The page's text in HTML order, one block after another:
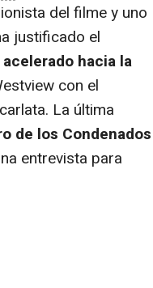
del filme y uno
justificado el
hacia la
con el
La última
de los Condenados
entrevista para